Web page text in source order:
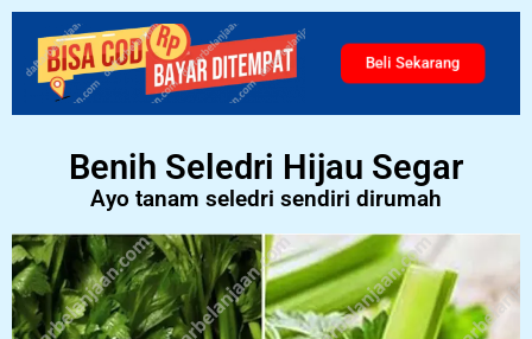
Beli Sekarang
Benih Seledri Hijau Segar
Ayo tanam seledri sendiri dirumah